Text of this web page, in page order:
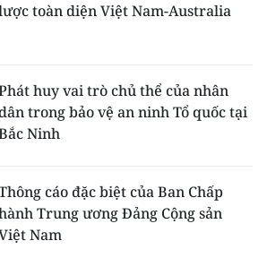
toàn diện Việt Nam-Australia
huy vai trò chủ thể của nhân
trong bảo vệ an ninh Tổ quốc tại
Ninh
cáo đặc biệt của Ban Chấp
Trung ương Đảng Cộng sản
Nam